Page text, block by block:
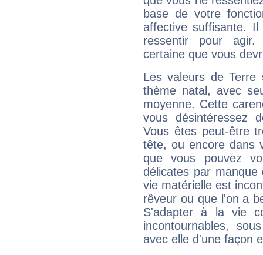
base de votre
affective suffisante.
ressentir pour agir.
certaine que vous
Les valeurs de Terre
thème natal, avec
moyenne. Cette
vous désintéressez
Vous êtes peut-être
tête, ou encore dans
que vous pouvez
délicates par
vie matérielle est
rêveur ou que l'on a
S'adapter à la vie
incontournables,
avec elle d'une façon